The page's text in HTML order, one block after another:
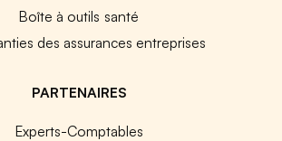
Boîte à outils santé
des assurances entreprises
PARTENAIRES
Experts-Comptables